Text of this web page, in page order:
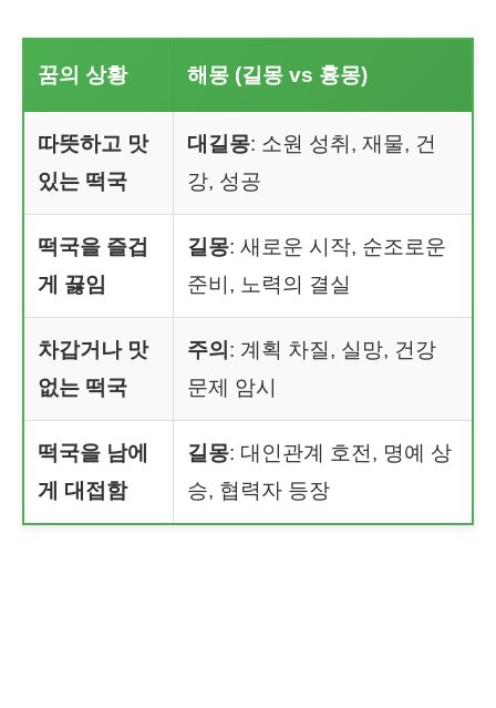
꿈의 상황 해몽 (길몽 vs 흉몽)
따뜻하고 맛
있는 떡국
대길몽: 소원 성취, 재물, 건
강, 성공
떡국을 즐겁
게 끓임
길몽: 새로운 시작, 순조로운
준비, 노력의 결실
차갑거나 맛
없는 떡국
주의 : 계획 차질, 실망, 건강
문제 암시
떡국을 남에
게 대접함
길몽: 대인관계 호전, 명예 상
승, 협력자 등장